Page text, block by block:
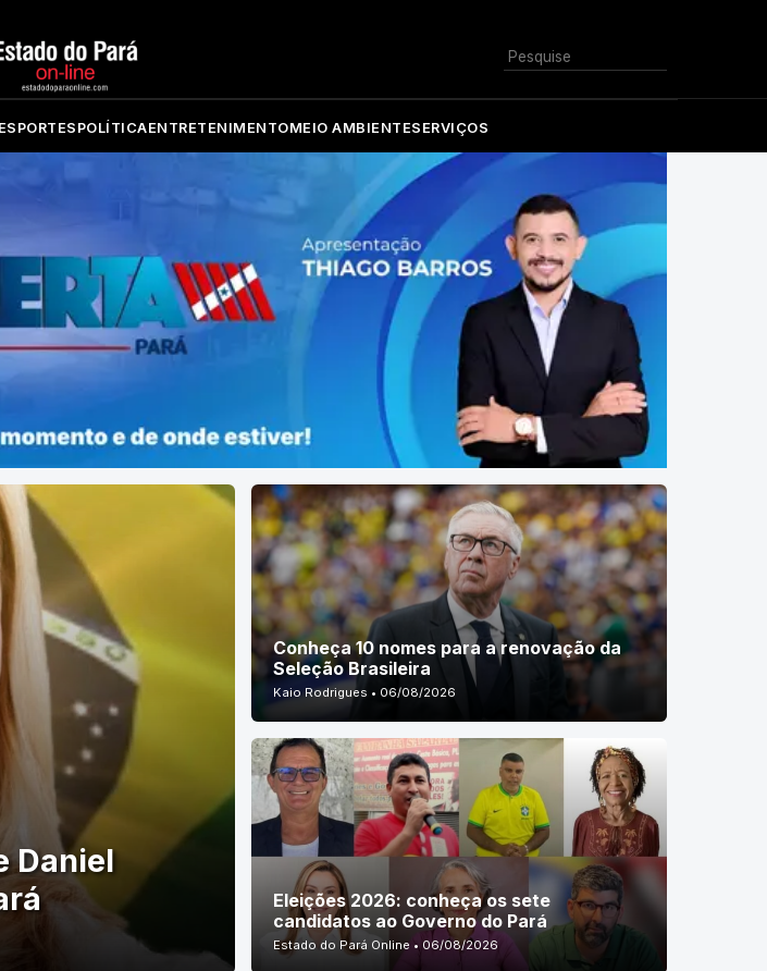
Buscar
ESPORTES POLÍTICAENTRETENIMENTOMEIO AMBIENTESERVIÇOS
Daniel
Conheça 10 nomes para a renovação da
Seleção Brasileira
Kaio Rodrigues • 06/08/2026
Eleições 2026: conheça os sete
candidatos ao Governo do Pará
Estado do Pará Online • 06/08/2026